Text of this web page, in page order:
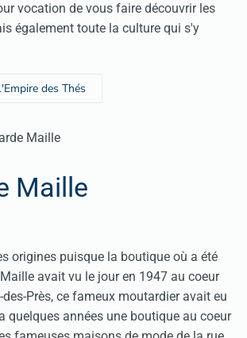
vocation de vous faire découvrir les
également toute la culture qui s'y
des Thés
Maille
origines puisque la boutique où a été
avait vu le jour en 1947 au coeur
Près, ce fameux moutardier avait eu
quelques années une boutique au coeur